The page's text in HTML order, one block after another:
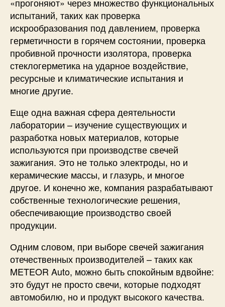
«прогоняют» через множество функциональных
испытаний, таких как проверка
искрообразования под давлением, проверка
герметичности в горячем состоянии, проверка
пробивной прочности изолятора, проверка
стеклогерметика на ударное воздействие,
ресурсные и климатические испытания и
многие другие.
Еще одна важная сфера деятельности
лаборатории – изучение существующих и
разработка новых материалов, которые
используются при производстве свечей
зажигания. Это не только электроды, но и
керамические массы, и глазурь, и многое
другое. И конечно же, компания разрабатывают
собственные технологические решения,
обеспечивающие производство своей
продукции.
Одним словом, при выборе свечей зажигания
отечественных производителей – таких как
METEOR Auto, можно быть спокойным вдвойне:
это будут не просто свечи, которые подходят
автомобилю, но и продукт высокого качества.